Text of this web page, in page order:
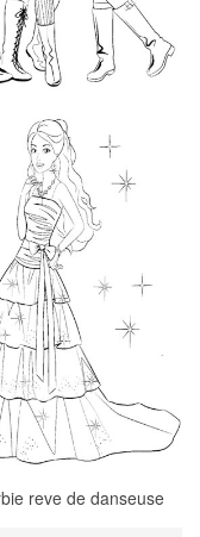
reve de danseuse